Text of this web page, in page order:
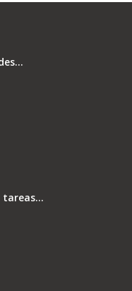
tareas...